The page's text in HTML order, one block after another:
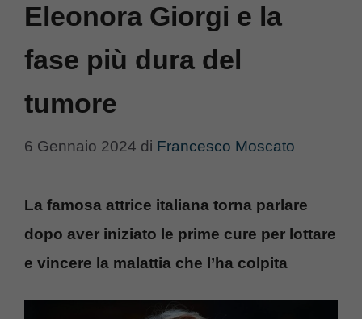
Eleonora Giorgi e la
fase più dura del
tumore
6 Gennaio 2024 di Francesco Moscato
La famosa attrice italiana torna parlare
dopo aver iniziato le prime cure per lottare
e vincere la malattia che l’ha colpita